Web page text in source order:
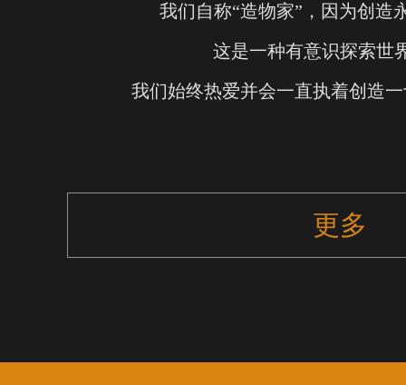
我们自称“造物家”，因为创造
这是一种有意识探索世
我们始终热爱并会一直执着创造
更多